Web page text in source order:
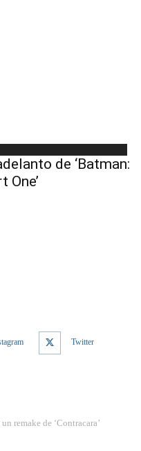
de ‘Batman:
One’
Twitter
remake de ‘Contracara’